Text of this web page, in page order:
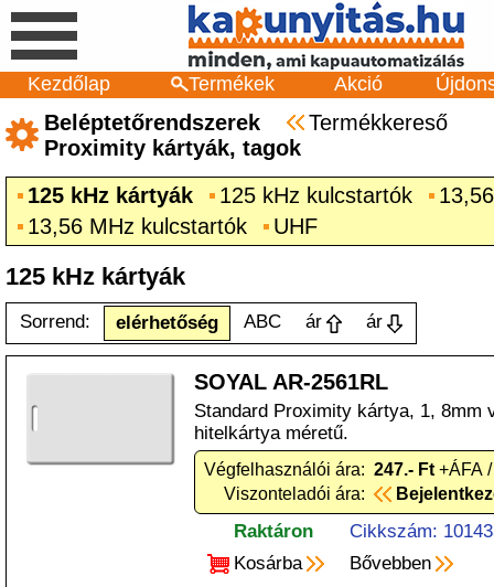
Kezdőlap Termékek Akció
Beléptetőrendszerek
Termékkereső
Proximity kártyák, tagok
125 kHz kártyák
125 kHz kulcstartók
13,56 MHz kulcstartók
UHF
125 kHz kártyák
Sorrend: elérhetőség ABC ár ár
SOYAL AR-2561RL
Standard Proximity kártya, 1, 8mm
hitelkártya méretű.
Végfelhasználói ára: 247.- Ft +ÁFA
Viszonteladói ára:
Raktáron
Cikkszám:
Kosárba
Bővebben